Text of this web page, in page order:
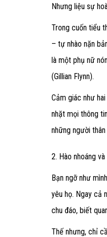
Nhưng liệu sự
Trong cuốn tiểu
– tự nhào nặn
là một phụ nữ
(Gillian Flynn).
Cảm giác như
nhặt mọi thông
những người
2. Hào nhoáng
Bạn ngỡ như
yêu họ. Ngay cả
chu đáo, biết
Thế nhưng, chỉ